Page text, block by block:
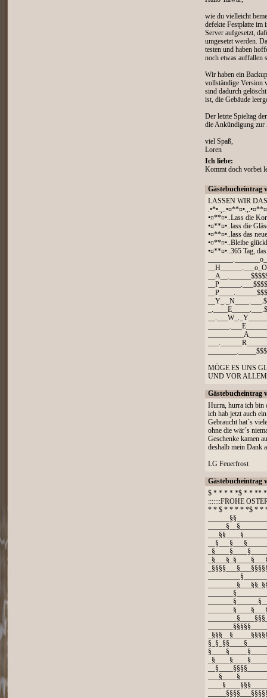
wie du vielleicht
defekte Festplatte im
Server aufgesetzt,
umgesetzt werden.
testen und haben
noch etwas auffallen
Wir haben ein
vollständige Version
sind dadurch
ist, die Gebäude
Der letzte Spieltag
die Ankündigung zur
viel Spaß,
Loren
Ich liebe:
Kommt doch vorbei
Gästebucheintrag
LASSEN WIR
•¤**¤•..Lass die
•¤**¤•..lass die
•¤**¤•..lass das
•¤**¤•..Bleibe
•¤**¤•..365 Tag,
MÖGE ES UNS
UND VOR
Gästebucheintrag
Hurra, hurra ich bin
ich hab jetzt auch
Gebraucht hat´s
ohne die wär´s
Geschenke kamen
deshalb mein Dank
LG Feuerfrost
Gästebucheintrag
$ * * * * *$ * * **
:::::::FROHE
* * $ * * * * *$ * *